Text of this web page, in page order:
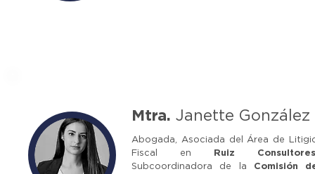
Mtra. Janette González
Abogada, Asociada del Área de
Fiscal en
Ruiz Consultores
Subcoordinadora de la Comisión